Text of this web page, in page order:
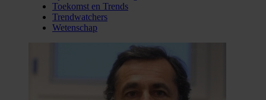
Toekomst en Trends
Trendwatchers
Wetenschap